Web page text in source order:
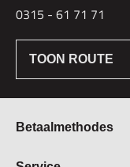
0315 - 61 71 71
TOON ROUTE
Betaalmethodes
Bestellen & Betalen